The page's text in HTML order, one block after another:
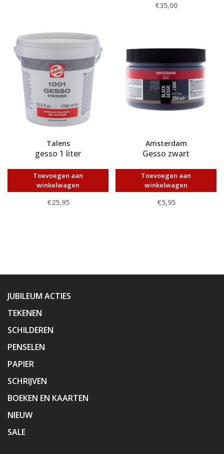
€35,00
Talens
gesso 1 liter
Toevoegen aan
winkelwagen
€25,95
Amsterdam
Gesso zwart
Toevoegen aan
winkelwagen
€5,95
JUBILEUM ACTIES
TEKENEN
SCHILDEREN
PENSELEN
PAPIER
SCHRIJVEN
BOEKEN EN KAARTEN
NIEUW
SALE